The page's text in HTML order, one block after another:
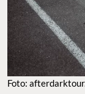
Foto: